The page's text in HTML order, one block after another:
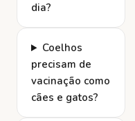
dia?
Coelhos
precisam de
vacinação como
cães e gatos?